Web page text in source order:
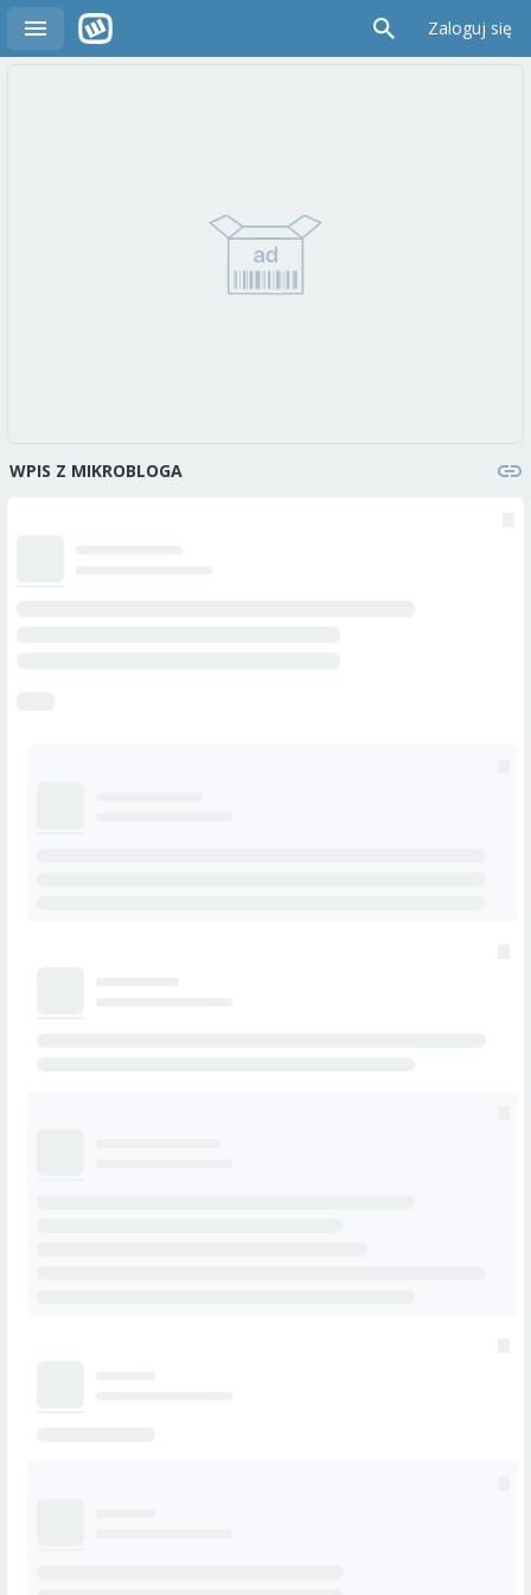
Zaloguj się
WPIS Z MIKROBLOGA